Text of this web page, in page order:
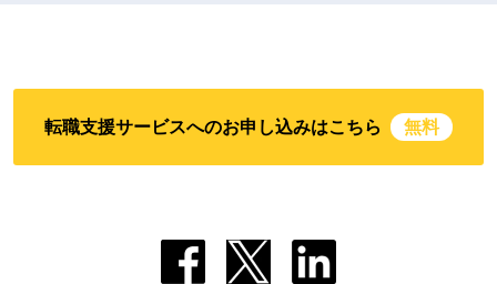
転職支援サービスへのお申し込みはこちら 無料